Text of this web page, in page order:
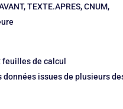
TEXTE.APRES, CNUM,
de calcul
données issues de plusieurs